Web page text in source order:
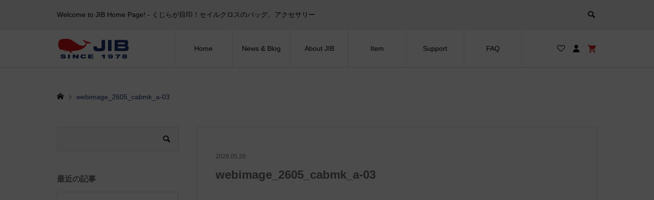
Welcome to JIB Home Page! ‐ くじらが目印！セイルクロスのバッグ、アクセサリー
Home News & Blog About JIB Item Support FAQ
webimage_2605_cabmk_a-03
2026.05.20
webimage_2605_cabmk_a-03
最近の記事